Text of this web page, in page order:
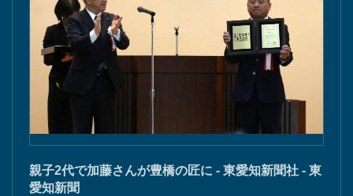
親子2代で加藤さんが豊橋の匠に - 東愛知新聞社 - 東
愛知新聞